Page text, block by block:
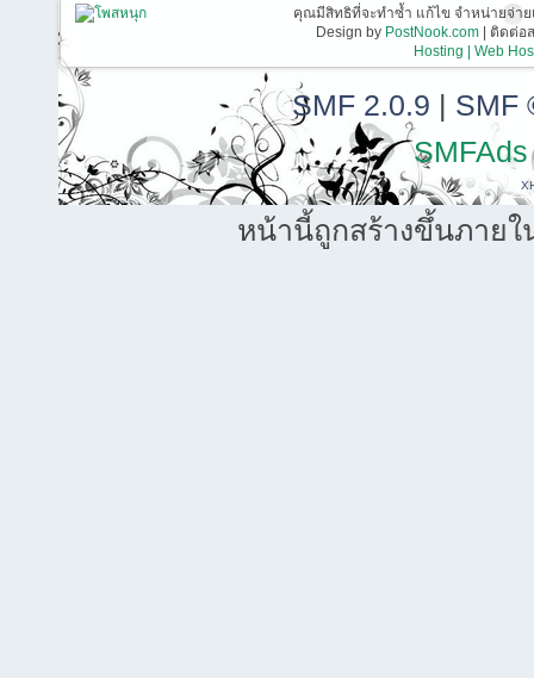
คุณมีสิทธิที่จะทำซ้ำ แก้ไข จำหน่ายจ่า
Design by PostNook.com| ติดต่อส
Hosting | Web
SMF 2.0.9 | SMF
SMFAds
หน้านี้ถูกสร้างขึ้นภายใ